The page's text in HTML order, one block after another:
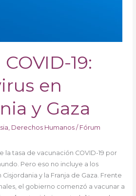
19:
en
y Gaza
, Derechos Humanos/ Fórum
la tasa de vacunación COVID-19 por
Pero eso no incluye a los
y la Franja de Gaza. Frente
el gobierno comenzó a vacunar a